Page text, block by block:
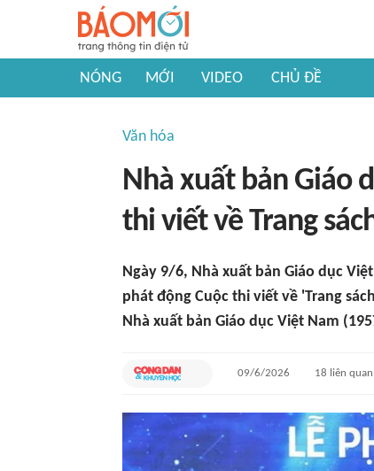
NÓNG MỚI VIDEO CHỦ ĐỀ
Văn hóa
Nhà xuất bản Giáo
thi viết về Trang
Ngày 9/6, Nhà xuất bản Giáo dục
phát động Cuộc thi viết về 'Trang
Nhà xuất bản Giáo dục Việt Nam
09/6/2026 18 liên quan